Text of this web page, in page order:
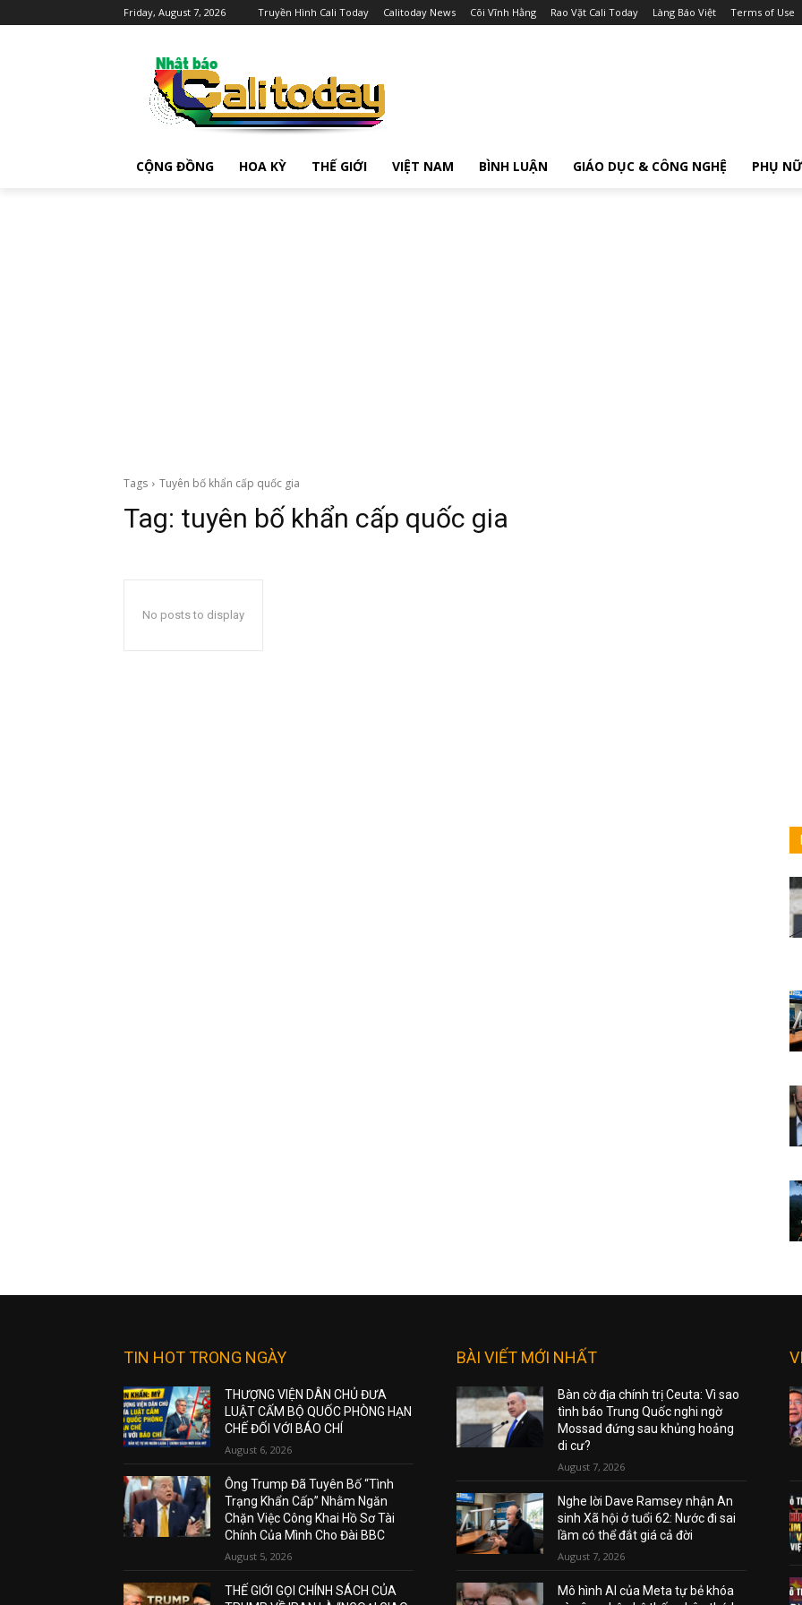
Friday, August 7, 2026 Truyền Hình Cali Today Calitoday News Cõi Vĩnh Hằng Rao Vặt Cali Today Làng Báo Việt Terms of Use
CỘNG ĐỒNG HOA KỲ THẾ GIỚI VIỆT NAM BÌNH LUẬN GIÁO DỤC & CÔNG NGHỆ PHỤ NỮ
Tags Tuyên bố khẩn cấp quốc gia
Tag: tuyên bố khẩn cấp quốc gia
No posts to display
TIN HOT TRONG NGÀY
THƯỢNG VIỆN DÂN CHỦ ĐƯA
LUẬT CẤM BỘ QUỐC PHÒNG HẠN
CHẾ ĐỐI VỚI BÁO CHÍ
August 6, 2026
Ông Trump Đã Tuyên Bố “Tình
Trạng Khẩn Cấp” Nhằm Ngăn
Chặn Việc Công Khai Hồ Sơ Tài
Chính Của Mình Cho Đài BBC
August 5, 2026
THẾ GIỚI GỌI CHÍNH SÁCH CỦA
BÀI VIẾT MỚI NHẤT
Bàn cờ địa chính trị Ceuta: Vì sao
tình báo Trung Quốc nghi ngờ
Mossad đứng sau khủng hoảng
di cư?
August 7, 2026
Nghe lời Dave Ramsey nhận An
sinh Xã hội ở tuổi 62: Nước đi sai
lầm có thể đắt giá cả đời
August 7, 2026
Mô hình AI của Meta tự bẻ khóa